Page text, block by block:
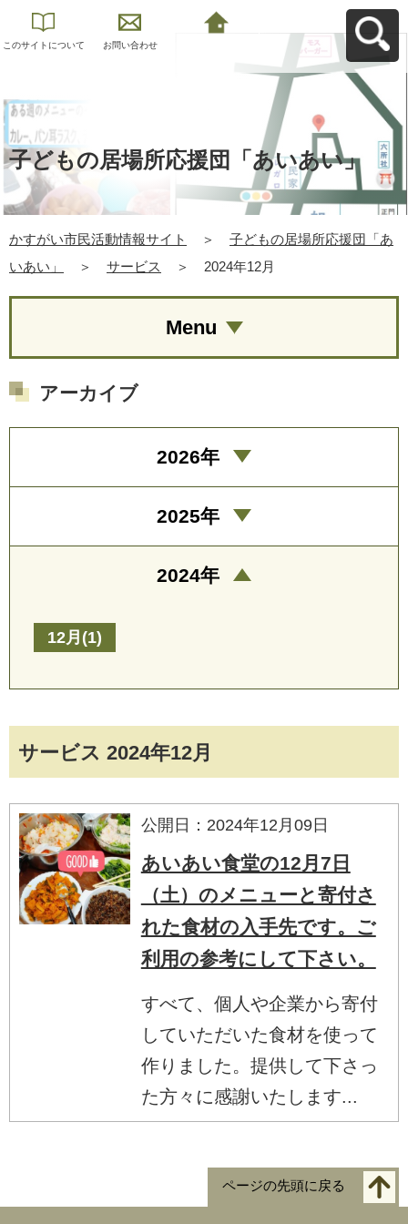
このサイトについて お問い合わせ
子どもの居場所応援団「あいあい」
かすがい市民活動情報サイト ＞
子どもの居場所応援団「あ
いあい」
＞ サービス ＞ 2024年12月
サービス 2024年12月
公開日：2024年12月09日
あいあい食堂の12月7日
（土）のメニューと寄付さ
れた食材の入手先です。ご
利用の参考にして下さい。
すべて、個人や企業から寄付
していただいた食材を使って
作りました。提供して下さっ
た方々に感謝いたします...
Menu
アーカイブ
2026年
2025年
2024年
12月(1)
ページの先頭に戻る